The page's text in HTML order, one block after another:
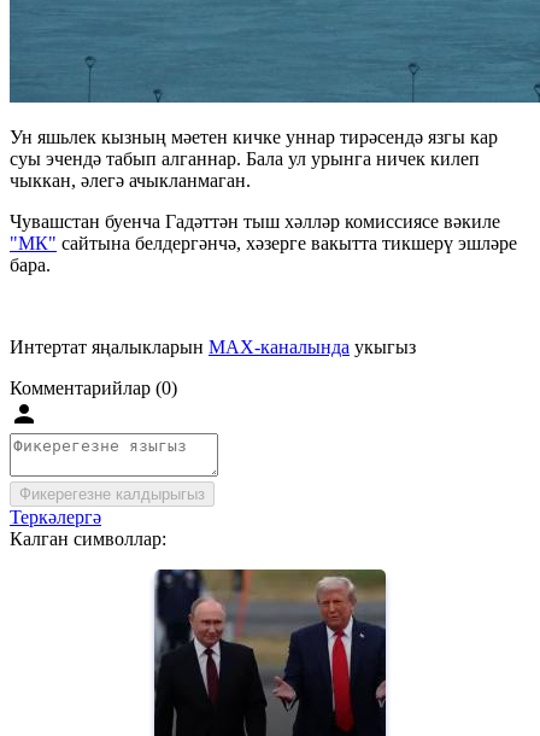
Ун яшьлек кызның мәетен кичке уннар тирәсендә язгы кар
суы эчендә табып алганнар. Бала ул урынга ничек килеп
чыккан, әлегә ачыкланмаган.
Чувашстан буенча Гадәттән тыш хәлләр комиссиясе вәкиле
"МК" сайтына белдергәнчә, хәзерге вакытта тикшерү эшләре
бара.
Интертат яңалыкларын MAX-каналында укыгыз
Комментарийлар (0)
Фикерегезне калдырыгыз
Теркәлергә
Калган символлар: